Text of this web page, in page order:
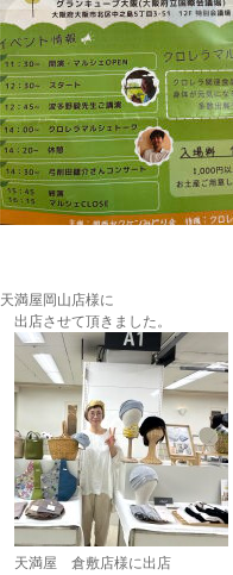
天満屋岡山店様に
出店させて頂きました。
天満屋 倉敷店様に出店